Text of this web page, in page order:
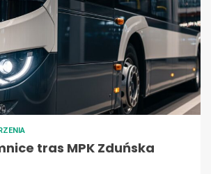
tras MPK Zduńska